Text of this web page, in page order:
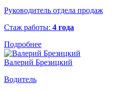
Руководитель отдела продаж
Стаж работы: 4 года
Подробнее
Валерий Брезицкий
Водитель